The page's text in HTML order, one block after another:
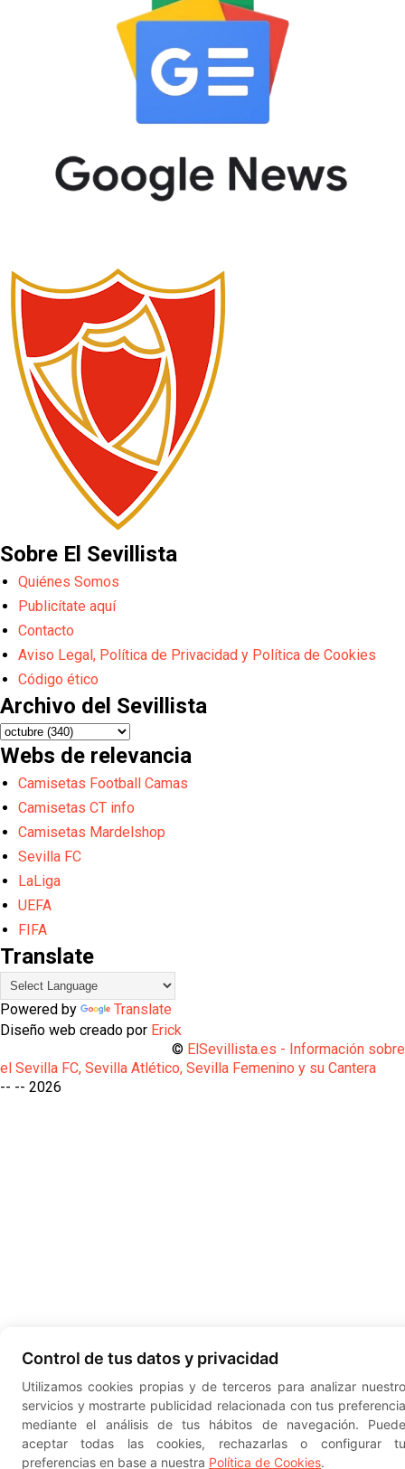
Sobre El Sevillista
Quiénes Somos
Publicítate aquí
Contacto
Aviso Legal, Política de Privacidad y Política de Cookies
Código ético
Archivo del Sevillista
Webs de relevancia
Camisetas Football Camas
Camisetas CT info
Camisetas Mardelshop
Sevilla FC
LaLiga
UEFA
FIFA
Translate
Powered by
Translate
Diseño web creado por Erick
© ElSevillista.es - Información sobre
el Sevilla FC, Sevilla Atlético, Sevilla Femenino y su Cantera
-- --
Control de tus datos y privacidad
Utilizamos cookies propias y de terceros para analizar
servicios y mostrarte publicidad relacionada con tus
mediante el análisis de tus hábitos de navegación.
aceptar todas las cookies, rechazarlas o configurar
preferencias en base a nuestra Política de Cookies.
2026